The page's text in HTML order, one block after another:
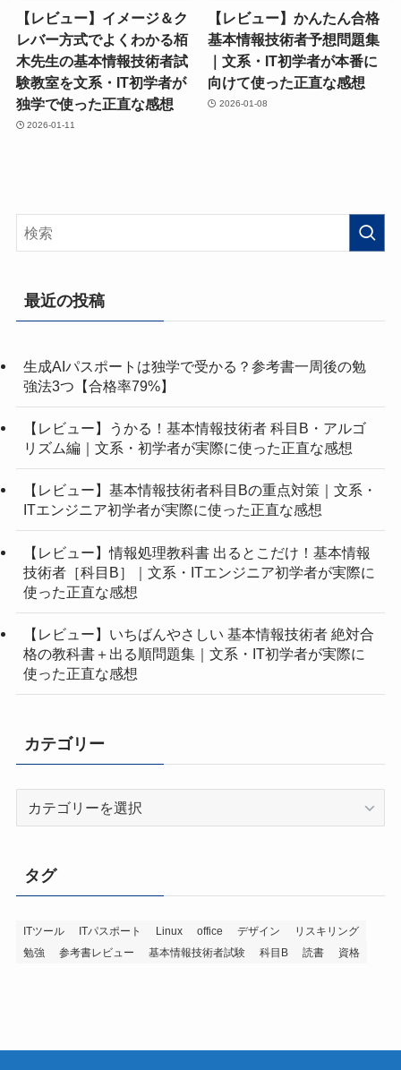
【レビュー】イメージ＆ク
レバー方式でよくわかる栢
木先生の基本情報技術者試
験教室を文系・IT初学者が
独学で使った正直な感想
2026-01-11
【レビュー】かんたん合格
基本情報技術者予想問題集
｜文系・IT初学者が本番に
向けて使った正直な感想
2026-01-08
最近の投稿
生成AIパスポートは独学で受かる？参考書一周後の勉
強法3つ【合格率79%】
【レビュー】うかる！基本情報技術者 科目B・アルゴ
リズム編｜文系・初学者が実際に使った正直な感想
【レビュー】基本情報技術者科目Bの重点対策｜文系・
ITエンジニア初学者が実際に使った正直な感想
【レビュー】情報処理教科書 出るとこだけ！基本情報
技術者［科目B］｜文系・ITエンジニア初学者が実際に
使った正直な感想
【レビュー】いちばんやさしい 基本情報技術者 絶対合
格の教科書＋出る順問題集｜文系・IT初学者が実際に
使った正直な感想
カテゴリー
ー
タグ
ITツール ITパスポート Linux office デザイン
リスキリング
勉強
参考書レビュー 基本情報技術者試験 科目B 読書 資格